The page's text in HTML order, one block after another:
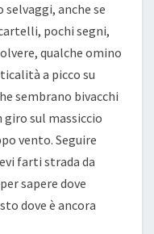
anche se
pochi segni,
qualche omino
a picco su
sembrano bivacchi
sul massiccio
vento. Seguire
farti strada da
sapere dove
dove è ancora